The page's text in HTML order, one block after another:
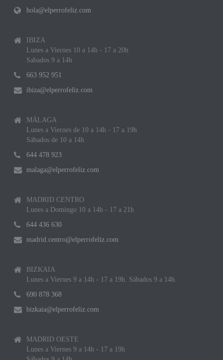
hola@elperrofeliz.com
IBIZA
Lunes a Viernes 10 a 14h - 17 a 20h
Sabados 9 a 14h
663 952 951
ibiza@elperrofeliz.com
MÁLAGA
Lunes a Viernes de 10 a 14h - 17 a 19h
Sábados de 10 a 14h
644 478 923
malaga@elperrofeliz.com
MADRID CENTRO
Lunes a Domingo 10 a 14h - 17 a 21h
644 436 630
madrid.centro@elperrofeliz.com
BIZKAIA
Lunes a Viernes 9 a 14h - 17 a 19h. Sábados 9 a 14h.
690 878 368
bizkaia@elperrofeliz.com
MADRID OESTE
Lunes a Viernes 9 a 14h - 17 a 19h